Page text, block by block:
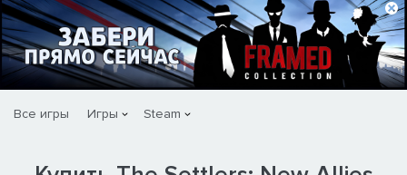
Все игры Игры Steam